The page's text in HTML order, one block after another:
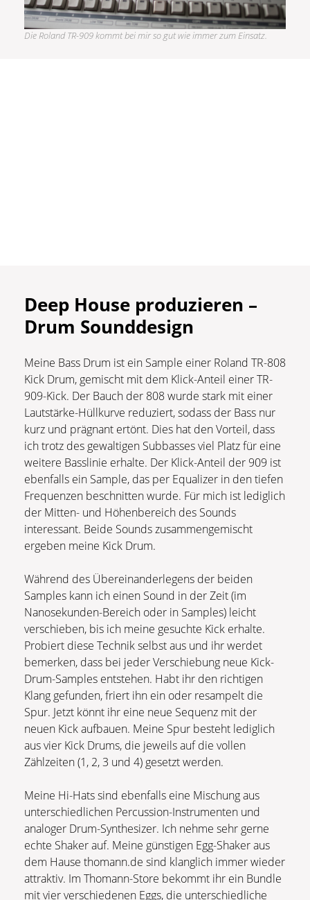
Die Roland TR-909 kommt bei mir so gut wie immer zum Einsatz.
Deep House produzieren –
Drum Sounddesign
Meine Bass Drum ist ein Sample einer Roland TR-808
Kick Drum, gemischt mit dem Klick-Anteil einer TR-
909-Kick. Der Bauch der 808 wurde stark mit einer
Lautstärke-Hüllkurve reduziert, sodass der Bass nur
kurz und prägnant ertönt. Dies hat den Vorteil, dass
ich trotz des gewaltigen Subbasses viel Platz für eine
weitere Basslinie erhalte. Der Klick-Anteil der 909 ist
ebenfalls ein Sample, das per Equalizer in den tiefen
Frequenzen beschnitten wurde. Für mich ist lediglich
der Mitten- und Höhenbereich des Sounds
interessant. Beide Sounds zusammengemischt
ergeben meine Kick Drum.
Während des Übereinanderlegens der beiden
Samples kann ich einen Sound in der Zeit (im
Nanosekunden-Bereich oder in Samples) leicht
verschieben, bis ich meine gesuchte Kick erhalte.
Probiert diese Technik selbst aus und ihr werdet
bemerken, dass bei jeder Verschiebung neue Kick-
Drum-Samples entstehen. Habt ihr den richtigen
Klang gefunden, friert ihn ein oder resampelt die
Spur. Jetzt könnt ihr eine neue Sequenz mit der
neuen Kick aufbauen. Meine Spur besteht lediglich
aus vier Kick Drums, die jeweils auf die vollen
Zählzeiten (1, 2, 3 und 4) gesetzt werden.
Meine Hi-Hats sind ebenfalls eine Mischung aus
unterschiedlichen Percussion-Instrumenten und
analoger Drum-Synthesizer. Ich nehme sehr gerne
echte Shaker auf. Meine günstigen Egg-Shaker aus
dem Hause thomann.de sind klanglich immer wieder
attraktiv. Im Thomann-Store bekommt ihr ein Bundle
mit vier verschiedenen Eggs, die unterschiedliche